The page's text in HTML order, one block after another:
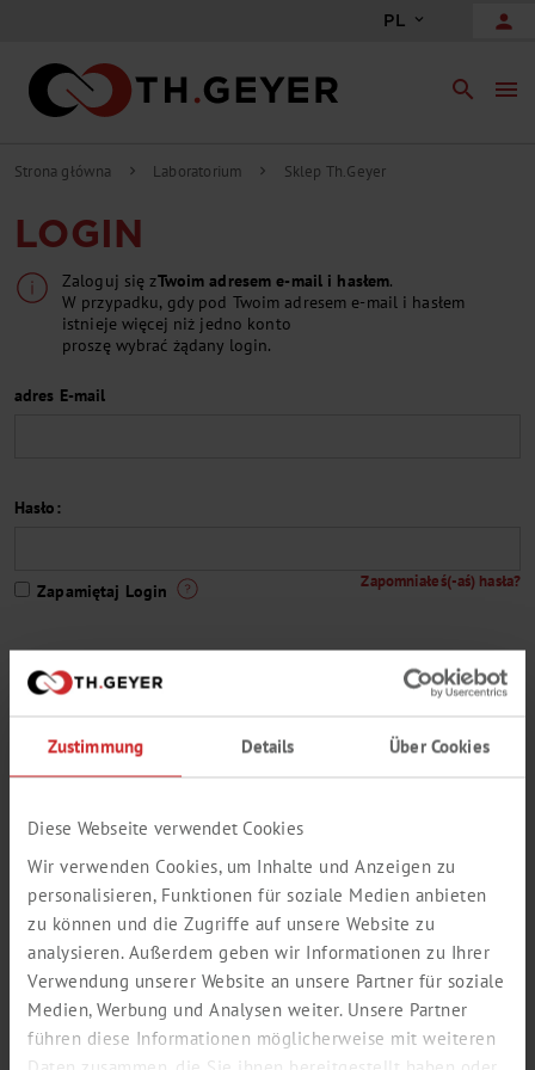
Zustimmung Details Über Cookies
Diese Webseite verwendet Cookies
Wir verwenden Cookies, um Inhalte und Anzeigen zu
personalisieren, Funktionen für soziale Medien anbieten
zu können und die Zugriffe auf unsere Website zu
analysieren. Außerdem geben wir Informationen zu Ihrer
Verwendung unserer Website an unsere Partner für soziale
Medien, Werbung und Analysen weiter. Unsere Partner
führen diese Informationen möglicherweise mit weiteren
PL person
search menu
Strona główna chevron_right Laboratorium chevron_right Sklep Th.Geyer
LOGIN
Zaloguj się zTwoim adresem e-mail i hasłem.
W przypadku, gdy pod Twoim adresem e-mail i hasłem
istnieje więcej niż jedno konto
proszę wybrać żądany login.
adres E-mail
Hasło:
Zapamiętaj Login Zapomniałeś(-aś) hasła?
Nie jesteś jeszcze klientem Th. Geyer lub nie masz dostępu do
naszego sklepu internetowego?
Tędy do rejestracji